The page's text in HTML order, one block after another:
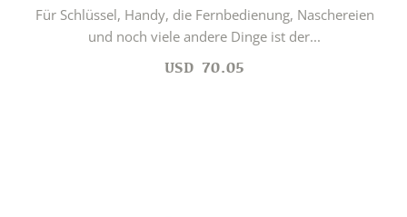
Für Schlüssel, Handy, die Fernbedienung, Naschereien
und noch viele andere Dinge ist der...
USD 70.05